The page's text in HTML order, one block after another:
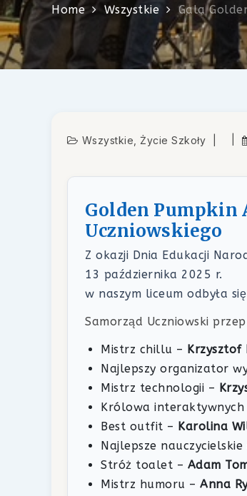
Home Wszystkie Gala
Wszystkie Życie Szkoły
Golden Pumpkin
Uczniowskiego
Z okazji Dnia Edukacji
13 października 2025 r.
w naszym liceum odbyła
Samorząd Uczniowski
Mistrz chillu – Krzysztof
Najlepszy organizator
Mistrz technologii –
Królowa interaktywnych
Best outfit – Karolina
Najlepsze nauczycielskie
Stróż toalet – Adam
Mistrz humoru – Anna